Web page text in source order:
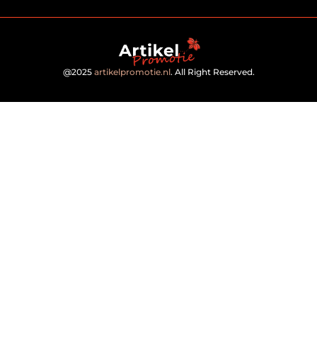
@2025 artikelpromotie.nl. All Right Reserved.